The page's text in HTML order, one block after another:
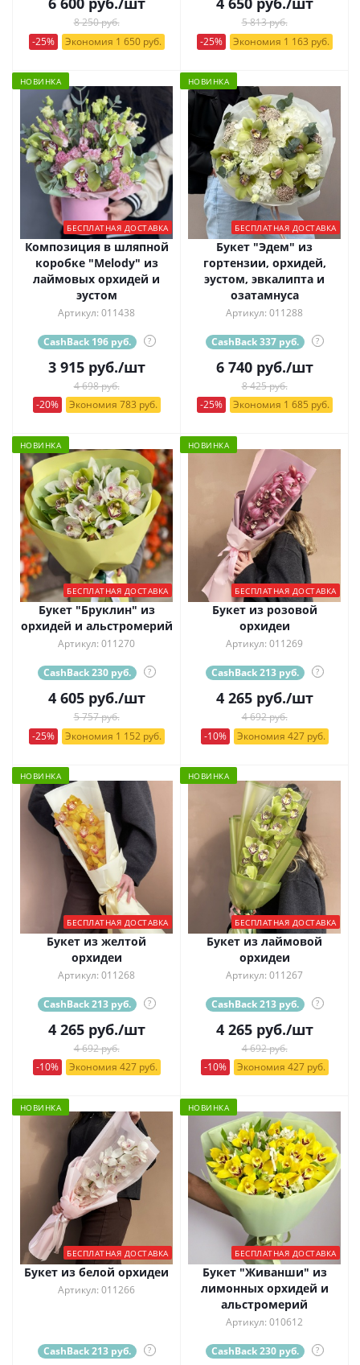
8 250 руб.
-25%
Экономия 1 650 руб.
5 813 руб.
-25%
Экономия 1 163 руб.
НОВИНКА
БЕСПЛАТНАЯ ДОСТАВКА
Композиция в шляпной
коробке "Melody" из
лаймовых орхидей и
эустом
Артикул: 011438
CashBack 196 руб. ?
3 915руб./шт
4 698 руб.
-20%
Экономия 783 руб.
НОВИНКА
БЕСПЛАТНАЯ ДОСТАВКА
Букет "Эдем" из
гортензии, орхидей,
эустом, эвкалипта и
озатамнуса
Артикул: 011288
CashBack 337 руб. ?
6 740руб./шт
8 425 руб.
-25%
Экономия 1 685 руб.
НОВИНКА
БЕСПЛАТНАЯ ДОСТАВКА
Букет "Бруклин" из
орхидей и альстромерий
Артикул: 011270
CashBack 230 руб. ?
4 605руб./шт
5 757 руб.
-25%
Экономия 1 152 руб.
НОВИНКА
БЕСПЛАТНАЯ ДОСТАВКА
Букет из розовой
орхидеи
Артикул: 011269
CashBack 213 руб. ?
4 265руб./шт
4 692 руб.
-10%
Экономия 427 руб.
НОВИНКА
БЕСПЛАТНАЯ ДОСТАВКА
Букет из желтой
орхидеи
Артикул: 011268
CashBack 213 руб. ?
4 265руб./шт
4 692 руб.
-10%
Экономия 427 руб.
НОВИНКА
БЕСПЛАТНАЯ ДОСТАВКА
Букет из лаймовой
орхидеи
Артикул: 011267
CashBack 213 руб. ?
4 265руб./шт
4 692 руб.
-10%
Экономия 427 руб.
НОВИНКА
БЕСПЛАТНАЯ ДОСТАВКА
Букет из белой орхидеи
Артикул: 011266
CashBack 213 руб. ?
НОВИНКА
БЕСПЛАТНАЯ ДОСТАВКА
Букет "Живанши" из
лимонных орхидей и
альстромерий
Артикул: 010612
CashBack 230 руб. ?